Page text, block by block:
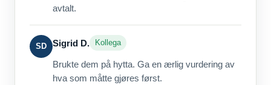
avtalt.
SD Sigrid D. Kollega
Brukte dem på hytta. Ga en ærlig vurdering av
hva som måtte gjøres først.